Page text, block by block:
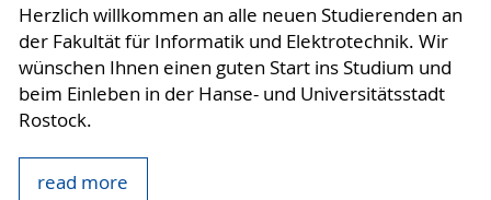
Herzlich willkommen an alle neuen Studierenden an
der Fakultät für Informatik und Elektrotechnik. Wir
wünschen Ihnen einen guten Start ins Studium und
beim Einleben in der Hanse- und Universitätsstadt
Rostock.
read more